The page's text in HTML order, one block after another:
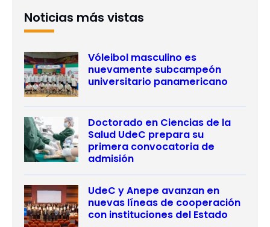
Noticias más vistas
Vóleibol masculino es
nuevamente subcampeón
universitario panamericano
Doctorado en Ciencias de la
Salud UdeC prepara su
primera convocatoria de
admisión
UdeC y Anepe avanzan en
nuevas líneas de cooperación
con instituciones del Estado